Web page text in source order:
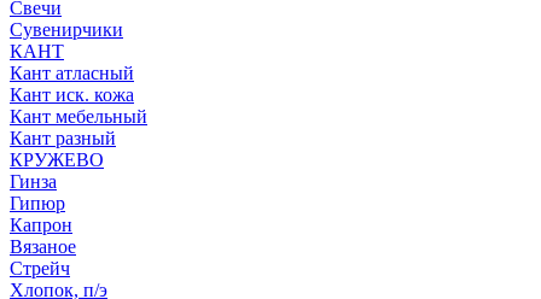
Свечи
Сувенирчики
КАНТ
Кант атласный
Кант иск. кожа
Кант мебельный
Кант разный
КРУЖЕВО
Гинза
Гипюр
Капрон
Вязаное
Стрейч
Хлопок, п/э